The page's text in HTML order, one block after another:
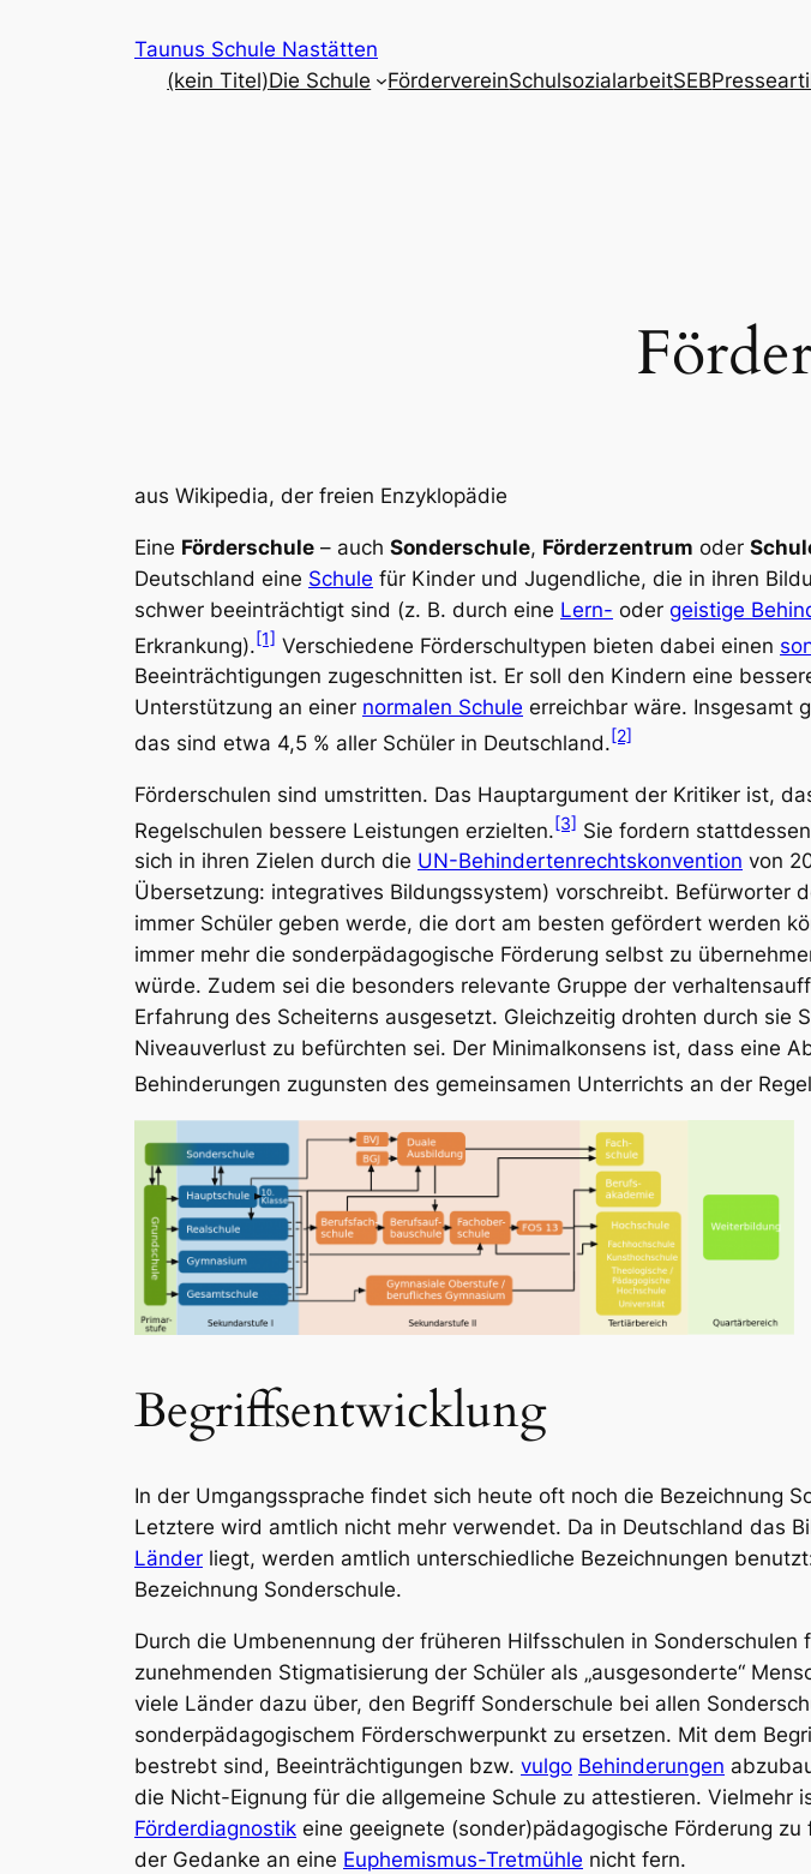
Taunus Schule Nastätten
(kein Titel)Die Schule FördervereinSchulsozialarbeitSEB
aus Wikipedia, der freien Enzyklopädie
Eine Förderschule – auch Sonderschule, Förderzentrum oder
Deutschland eine Schule für Kinder und Jugendliche, die in ihren
schwer beeinträchtigt sind (z. B. durch eine Lern- oder geistige
Erkrankung).[1] Verschiedene Förderschultypen bieten dabei einen
Beeinträchtigungen zugeschnitten ist. Er soll den Kindern eine
Unterstützung an einer normalen Schule erreichbar wäre. Insgesamt
das sind etwa 4,5 % aller Schüler in Deutschland. [2]
Förderschulen sind umstritten. Das Hauptargument der Kritiker ist,
Regelschulen bessere Leistungen erzielten.[3] Sie fordern
sich in ihren Zielen durch die UN-Behindertenrechtskonvention von
Übersetzung: integratives Bildungssystem) vorschreibt. Befürworter
immer Schüler geben werde, die dort am besten gefördert werden
immer mehr die sonderpädagogische Förderung selbst zu
würde. Zudem sei die besonders relevante Gruppe der
Erfahrung des Scheiterns ausgesetzt. Gleichzeitig drohten durch
Niveauverlust zu befürchten sei. Der Minimalkonsens ist, dass eine
Behinderungen zugunsten des gemeinsamen Unterrichts an der
Begriffsentwicklung
In der Umgangssprache findet sich heute oft noch die Bezeichnung
Letztere wird amtlich nicht mehr verwendet. Da in Deutschland das
Länder liegt, werden amtlich unterschiedliche Bezeichnungen
Bezeichnung Sonderschule.
Durch die Umbenennung der früheren Hilfsschulen in Sonderschulen
zunehmenden Stigmatisierung der Schüler als „ausgesonderte“
viele Länder dazu über, den Begriff Sonderschule bei allen
sonderpädagogischem Förderschwerpunkt zu ersetzen. Mit dem
bestrebt sind, Beeinträchtigungen bzw. vulgo Behinderungen
die Nicht-Eignung für die allgemeine Schule zu attestieren.
Förderdiagnostik eine geeignete (sonder)pädagogische Förderung
der Gedanke an eine Euphemismus-Tretmühle nicht fern.